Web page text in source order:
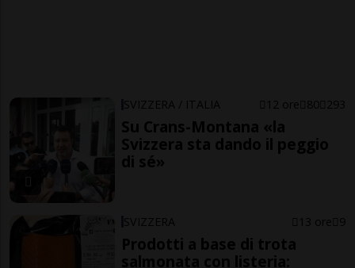
SVIZZERA / ITALIA 12 ore 80 293
Su Crans-Montana «la
Svizzera sta dando il peggio
di sé»
SVIZZERA 13 ore 9
Prodotti a base di trota
salmonata con listeria: